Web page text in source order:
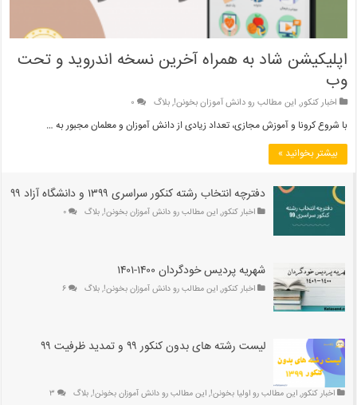
اپلیکیشن شاد به همراه آخرین نسخه اندروید و تحت
وب
اخبار کنکور, این مطالب رو دانش آموزان بخونن!,بلاگ ۰
با شروع کرونا و آموزش مجازی، تعداد زیادی از دانش آموزان و معلمان مجبور به …
بیشتر بخوانید »
دفترچه انتخاب رشته کنکور سراسری ۱۳۹۹ و دانشگاه آزاد ۹۹
اخبار کنکور,این مطالب رو دانش آموزان بخونن!,بلاگ ۰
شهریه پردیس خودگردان ۱۴۰۰-۱۴۰۱
اخبار کنکور,این مطالب رو دانش آموزان بخونن!,بلاگ ۶
لیست رشته های بدون کنکور ۹۹ و تمدید ظرفیت ۹۹
اخبار کنکور,این مطالب رو اولیا بخونن!,این مطالب رو دانش آموزان بخونن!,بلاگ ۳